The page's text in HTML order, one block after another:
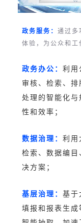
政务服务： 通过多
体验，为公众和工
政务办公： 利用
审核、检索、
处理的智能化
性和效率；
数据治理： 利用
检索、数据编
决方案；
基层治理： 基于
填报和报表生